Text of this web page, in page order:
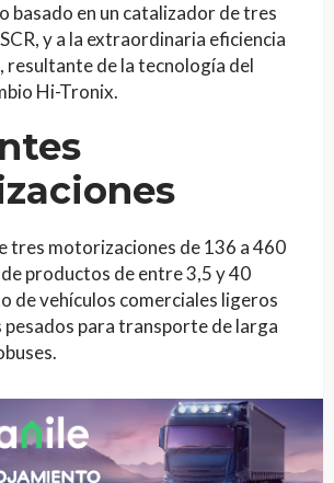
basado en un catalizador de tres
y a la extraordinaria eficiencia
resultante de la tecnología del
Hi-Tronix.
tres motorizaciones de 136 a 460
productos de entre 3,5 y 40
de vehículos comerciales ligeros
pesados para transporte de larga